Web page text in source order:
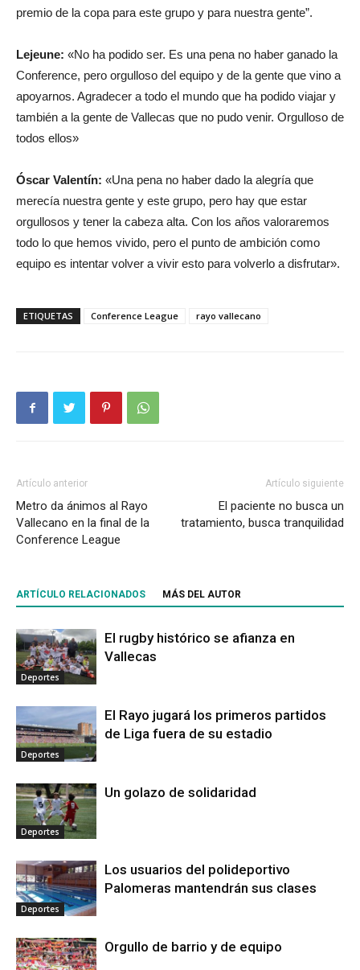
premio de la copa para este grupo y para nuestra gente”.
Lejeune: «No ha podido ser. Es una pena no haber ganado la
Conference, pero orgulloso del equipo y de la gente que vino a
apoyarnos. Agradecer a todo el mundo que ha podido viajar y
también a la gente de Vallecas que no pudo venir. Orgulloso de
todos ellos»
Óscar Valentín: «Una pena no haber dado la alegría que
merecía nuestra gente y este grupo, pero hay que estar
orgullosos y tener la cabeza alta. Con los años valoraremos
todo lo que hemos vivido, pero el punto de ambición como
equipo es intentar volver a vivir esto para volverlo a disfrutar».
ETIQUETAS Conference League rayo vallecano
Artículo anterior
Metro da ánimos al Rayo
Vallecano en la final de la
Conference League
Artículo siguiente
El paciente no busca un
tratamiento, busca tranquilidad
ARTÍCULO RELACIONADOS MÁS DEL AUTOR
Deportes
El rugby histórico se afianza en
Vallecas
Deportes
El Rayo jugará los primeros partidos
de Liga fuera de su estadio
Deportes
Un golazo de solidaridad
Deportes
Los usuarios del polideportivo
Palomeras mantendrán sus clases
Orgullo de barrio y de equipo